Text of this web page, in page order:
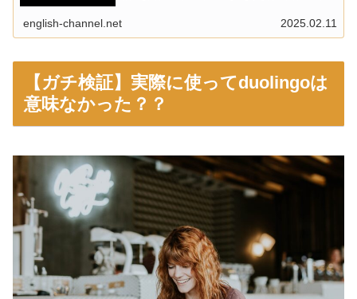
english-channel.net 2025.02.11
【ガチ検証】実際に使ってduolingoは
意味なかった？？